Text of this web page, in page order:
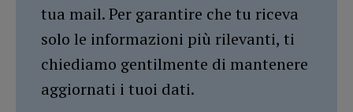
tua mail. Per garantire che tu riceva
solo le informazioni più rilevanti, ti
chiediamo gentilmente di mantenere
aggiornati i tuoi dati.